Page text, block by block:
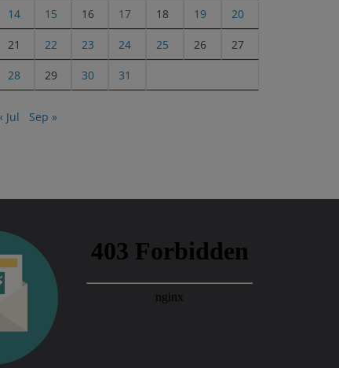
14 15 16 17 18 19 20
21 22 23 24 25 26 27
28 29 30 31
Jul Sep »